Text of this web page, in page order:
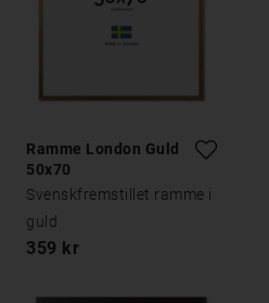
Ramme London Guld
50x70
Svenskfremstillet ramme i
guld
359 kr